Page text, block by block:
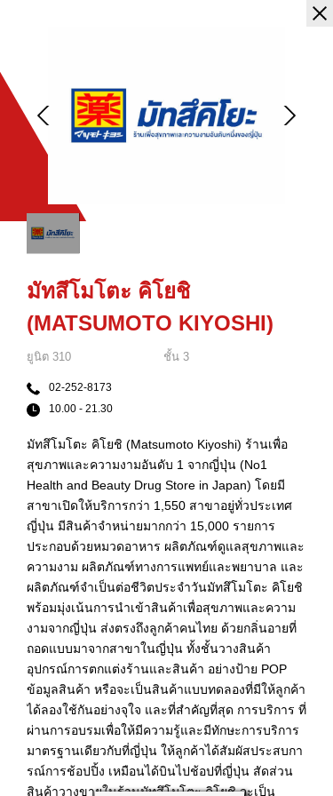
มัทสึโมโตะ คิโยชิ
(MATSUMOTO KIYOSHI)
ยูนิต 310 ชั้น 3
02-252-8173
10.00 - 21.30
มัทสึโมโตะ คิโยชิ (Matsumoto Kiyoshi) ร้านเพื่อ
สุขภาพและความงามอันดับ 1 จากญี่ปุ่น (No1
Health and Beauty Drug Store in Japan) โดยมี
สาขาเปิดให้บริการกว่า 1,550 สาขาอยู่ทั่วประเทศ
ญี่ปุ่น มีสินค้าจำหน่ายมากกว่า 15,000 รายการ
ประกอบด้วยหมวดอาหาร ผลิตภัณฑ์ดูแลสุขภาพและ
ความงาม ผลิตภัณฑ์ทางการแพทย์และพยาบาล และ
ผลิตภัณฑ์จำเป็นต่อชีวิตประจำวันมัทสึโมโตะ คิโยชิ
พร้อมมุ่งเน้นการนำเข้าสินค้าเพื่อสุขภาพและความ
งามจากญี่ปุ่น ส่งตรงถึงลูกค้าคนไทย ด้วยกลิ่นอายที่
ถอดแบบมาจากสาขาในญี่ปุ่น ทั้งชั้นวางสินค้า
อุปกรณ์การตกแต่งร้านและสินค้า อย่างป้าย POP
ข้อมูลสินค้า หรือจะเป็นสินค้าแบบทดลองที่มีให้ลูกค้า
ได้ลองใช้กันอย่างจุใจ และที่สำคัญที่สุด การบริการ ที่
ผ่านการอบรมเพื่อให้มีความรู้และมีทักษะการบริการ
มาตรฐานเดียวกับที่ญี่ปุ่น ให้ลูกค้าได้สัมผัสประสบกา
รณ์การช้อปปิ้ง เหมือนได้บินไปช้อปที่ญี่ปุ่น สัดส่วน
สินค้าวางขายในร้านมัทสึโมโตะ คิโยชิ จะเป็น